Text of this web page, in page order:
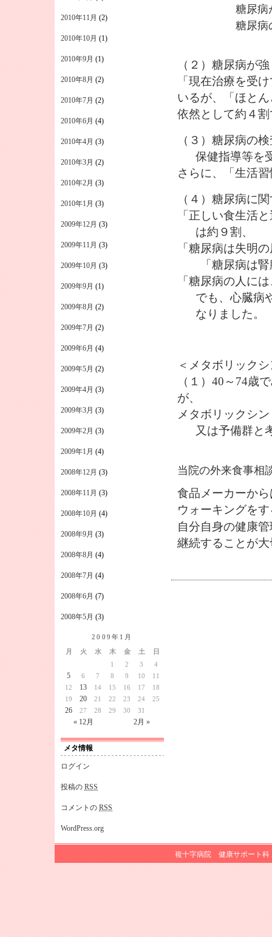
糖尿病
糖尿病
（２）糖尿病が
「現在治療を受
いるが、「ほと
依然として約４
（３）糖尿病の
保健指導等を
さらに、「生活
（４）糖尿病に
「正しい食生活
は約９割、
「糖尿病は失明
「糖尿病は腎
「糖尿病の人に
でも、心臓病や
なりました。
＜メタボリック
（１）40～74歳
が、
メタボリックシ
又は予備群と
当院の外来食事相
食品メーカーか
ウォーキングを
自分自身の健康
継続することが
2010年11月 (2)
2010年10月 (1)
2010年9月 (1)
2010年8月 (2)
2010年7月 (2)
2010年6月 (4)
2010年4月 (3)
2010年3月 (2)
2010年2月 (3)
2010年1月 (3)
2009年12月 (3)
2009年11月 (3)
2009年10月 (3)
2009年9月 (1)
2009年8月 (2)
2009年7月 (2)
2009年6月 (4)
2009年5月 (2)
2009年4月 (3)
2009年3月 (3)
2009年2月 (3)
2009年1月 (4)
2008年12月 (3)
2008年11月 (3)
2008年10月 (4)
2008年9月 (3)
2008年8月 (4)
2008年7月 (4)
2008年6月 (7)
2008年5月 (3)
2009年1月
月
火 水 木 金 土 日
« 12月 2月 »
1 2 3 4
5 6 7 8 9 10
11
12
13 14 15 16 17
18
19
20 21 22 23 24 25
26 27 28 29 30 31
メタ情報
ログイン
投稿の RSS
コメントの RSS
WordPress.org
複十字病院 健康サポート